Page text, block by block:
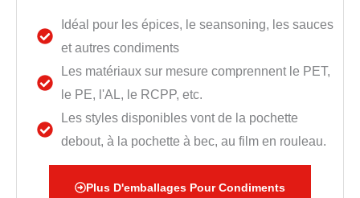
Idéal pour les épices, le seansoning, les sauces
et autres condiments
Les matériaux sur mesure comprennent le PET,
le PE, l'AL, le RCPP, etc.
Les styles disponibles vont de la pochette
debout, à la pochette à bec, au film en rouleau.
Plus D'emballages Pour Condiments